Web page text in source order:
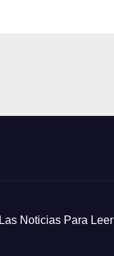
Las Noticias Para Leer